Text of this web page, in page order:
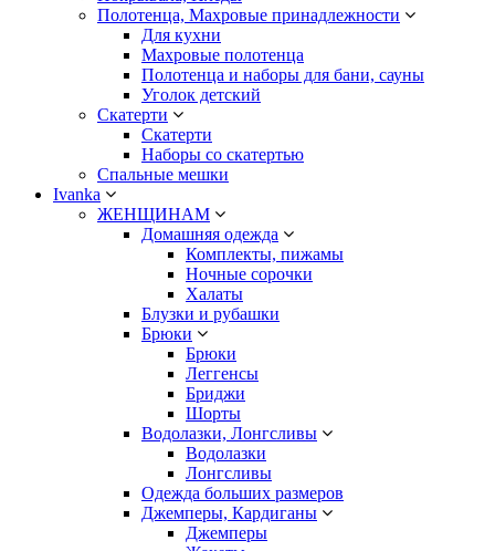
Полотенца, Махровые принадлежности
Для кухни
Махровые полотенца
Полотенца и наборы для бани, сауны
Уголок детский
Скатерти
Скатерти
Наборы со скатертью
Спальные мешки
Ivanka
ЖЕНЩИНАМ
Домашняя одежда
Комплекты, пижамы
Ночные сорочки
Халаты
Блузки и рубашки
Брюки
Брюки
Леггенсы
Бриджи
Шорты
Водолазки, Лонгсливы
Водолазки
Лонгсливы
Одежда больших размеров
Джемперы, Кардиганы
Джемперы